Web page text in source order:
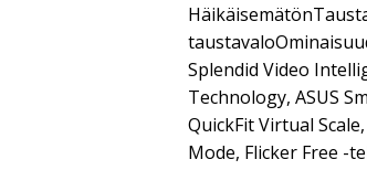
Splendid Video
Technology, ASUS
QuickFit Virtual
Mode, Flicker Free -